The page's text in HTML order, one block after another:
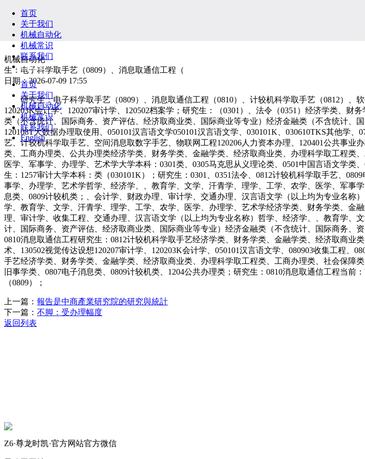
首页
关于我们
机械自动化
机械常识
联系我们
English
首页
关于我们
机械自动化
机械常识
联系我们
English
机械自动化
生：电子科学取手艺（0809）、消息取通信工程（
日期：2026-07-09 17:55
研究生：电子科学取手艺（0809）、消息取通信工程（0810）、计较机科学取手艺（0812）、软
120203K会计学、120207审计学、120502档案学；研究生：（0301）、法令（0351）经济学类、
类（不含统计、国际商务、资产评估、经济取商业类、国际商业等专业）经济金融类（不含统计、
120108T大数据办理取使用、050101汉言语文学050101汉言语文学、030101K、030610TKS其他
艺、计较机科学取手艺、空间消息取数字手艺、物联网工程120206人力资本办理、120401公共事
类、工商办理类、公共办理类经济学类、财务学类、金融学类、经济取商业类、办理科学取工程类
医学、军事学、办理学、艺术学大学本科：0301类、0305马克思从义理论类、0501中国言语文学类
生：1257审计大学本科：类（030101K）；研究生：0301、0351法令、0812计较机科学取手艺、
事学、办理学、艺术学哲学、经济学、、教育学、文学、汗青学、理学、工学、农学、医学、军事
息类、0809计较机类；、会计学、财政办理、审计学、交通办理、汉言语文学（以上均为专业名称
学、教育学、文学、汗青学、理学、工学、农学、医学、办理学、艺术学经济学类、财务学类、
理、审计学、收集工程、交通办理、汉言语文学（以上均为专业名称）哲学、经济学、、教育学
计、国际商务、资产评估、经济取商业类、国际商业等专业）经济金融类（不含统计、国际商务、
0810消息取通信工程研究生：0812计较机科学取手艺经济学类、财务学类、金融学类、经济取商业
术、130502视觉传达设想120207审计学、120203K会计学、050101汉言语文学、080903收集工程
手艺经济学类、财务学类、金融学类、经济取商业类、办理科学取工程类、工商办理类、社会保障
旧事学类、0807电子消息类、0809计较机类、1204公共办理类；研究生：0810消息取通信工程当
（0809）；
上一篇： 報告是中商產業研究院的研究與統計
下一篇： ‌不脚‌：受办理幅度
返回列表
Z6·尊龙时凯·官方网站官方微信